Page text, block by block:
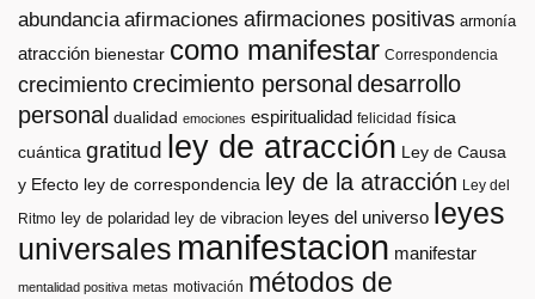
abundancia afirmaciones afirmaciones positivas armonía
atracción bienestar como manifestar Correspondencia
crecimiento crecimiento personal desarrollo
personal dualidad emociones espiritualidad felicidad física
cuántica gratitud ley de atracción Ley de Causa
y Efecto ley de correspondencia ley de la atracción Ley del
Ritmo ley de polaridad ley de vibracion leyes del universo
leyes
universales manifestacion manifestar
mentalidad positiva metas motivación métodos de